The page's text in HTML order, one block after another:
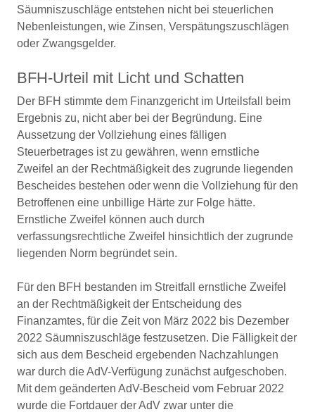
Säumniszuschläge entstehen nicht bei steuerlichen
Nebenleistungen, wie Zinsen, Verspätungszuschlägen
oder Zwangsgelder.
BFH-Urteil mit Licht und Schatten
Der BFH stimmte dem Finanzgericht im Urteilsfall beim
Ergebnis zu, nicht aber bei der Begründung. Eine
Aussetzung der Vollziehung eines fälligen
Steuerbetrages ist zu gewähren, wenn ernstliche
Zweifel an der Rechtmäßigkeit des zugrunde liegenden
Bescheides bestehen oder wenn die Vollziehung für den
Betroffenen eine unbillige Härte zur Folge hätte.
Ernstliche Zweifel können auch durch
verfassungsrechtliche Zweifel hinsichtlich der zugrunde
liegenden Norm begründet sein.
Für den BFH bestanden im Streitfall ernstliche Zweifel
an der Rechtmäßigkeit der Entscheidung des
Finanzamtes, für die Zeit von März 2022 bis Dezember
2022 Säumniszuschläge festzusetzen. Die Fälligkeit der
sich aus dem Bescheid ergebenden Nachzahlungen
war durch die AdV-Verfügung zunächst aufgeschoben.
Mit dem geänderten AdV-Bescheid vom Februar 2022
wurde die Fortdauer der AdV zwar unter die